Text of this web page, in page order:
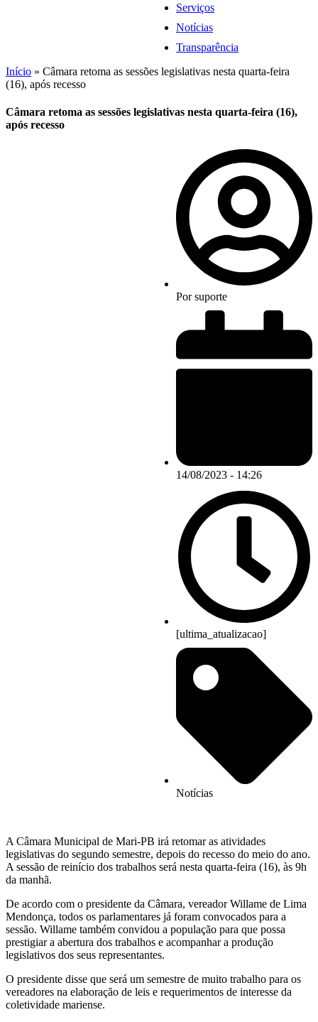
Serviços
Notícias
Transparência
Início » Câmara retoma as sessões legislativas nesta quarta-feira
(16), após recesso
Câmara retoma as sessões legislativas nesta quarta-feira (16),
após recesso
Porsuporte
14/08/2023 - 14:26
[ultima_atualizacao]
Notícias
A Câmara Municipal de Mari-PB irá retomar as atividades
legislativas do segundo semestre, depois do recesso do meio do ano.
A sessão de reinício dos trabalhos será nesta quarta-feira (16), às 9h
da manhã.
De acordo com o presidente da Câmara, vereador Willame de Lima
Mendonça, todos os parlamentares já foram convocados para a
sessão. Willame também convidou a população para que possa
prestigiar a abertura dos trabalhos e acompanhar a produção
legislativos dos seus representantes.
O presidente disse que será um semestre de muito trabalho para os
vereadores na elaboração de leis e requerimentos de interesse da
coletividade mariense.